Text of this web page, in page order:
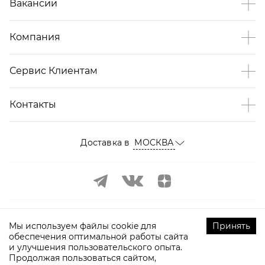
Вакансии
Компания
Сервис Клиентам
Контакты
Доставка в МОСКВА
© 2009-2026 ТOPTOP.RU Все права защищены
Мы используем файлы cookie для
обеспечения оптимальной работы сайта
и улучшения пользовательского опыта.
Продолжая пользоваться сайтом,
Принять